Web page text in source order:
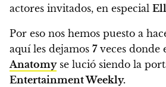
actores invitados, en especial
Por eso nos hemos puesto a
aquí les dejamos 7veces donde
Anatomyse lució siendo la
Entertainment Weekly.